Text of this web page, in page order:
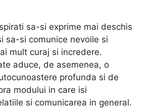
sa-si exprime mai deschis
sa-si comunice nevoile si
mult curaj si incredere.
aduce, de asemenea, o
profunda si de
modului in care isi
si comunicarea in general.